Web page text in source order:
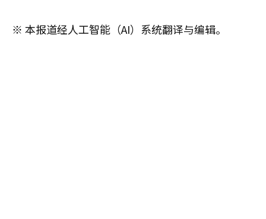
※ 本报道经人工智能（AI）系统翻译与编辑。